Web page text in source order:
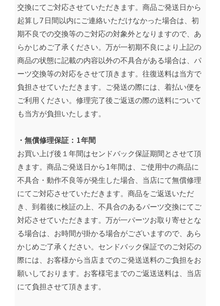
交換にてご対応させていただきます。商品ご発送日から
起算し7日間以内にご連絡いただけなかった場合は、初
期不良での交換等のご対応の対象外となりますので、あ
らかじめご了承ください。万が一初期不良により上記の
商品の状態に記載の内容以外の不具合がある場合は、パ
ーツ交換等の対応をさせて頂きます。往復送料は当方で
負担させていただきます。ご発送の際には、着払い便を
ご利用ください。修理完了後ご返送の際の送料について
も当方が負担いたします。
・無償修理保証：1年間
お買い上げ後１年間はセンドバック保証期間とさせて頂
きます。商品ご発送日から1年間は、ご使用中の商品に
不具合・動作不良等が発生した場合、当店にて無償修理
にてご対応させていただきます。商品をご返送いただ
き、到着後に検証の上、不具合のあるパーツ交換にてご
対応させていただきます。万が一パーツお取り寄せとな
る場合は、お時間が掛かる場合がございますので、あら
かじめご了承ください。センドバック保証でのご対応の
際には、お客様から当店までのご発送送料のご負担をお
願いしております。お客様宅までのご返送送料は、当店
にて負担させて頂きます。